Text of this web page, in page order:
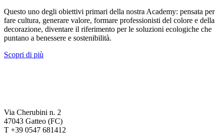
Questo uno degli obiettivi primari della nostra Academy: pensata per
fare cultura, generare valore, formare professionisti del colore e della
decorazione, diventare il riferimento per le soluzioni ecologiche che
puntano a benessere e sostenibilità.
Scopri di più
Via Cherubini n. 2
47043 Gatteo (FC)
T +39 0547 681412